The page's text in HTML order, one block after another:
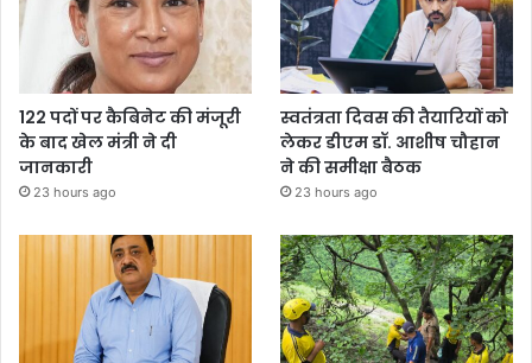
122 पदों पर कैबिनेट की मंजूरी
के बाद खेल मंत्री ने दी
जानकारी
23 hours ago
स्वतंत्रता दिवस की तैयारियों को
लेकर डीएम डॉ. आशीष चौहान
ने की समीक्षा बैठक
23 hours ago